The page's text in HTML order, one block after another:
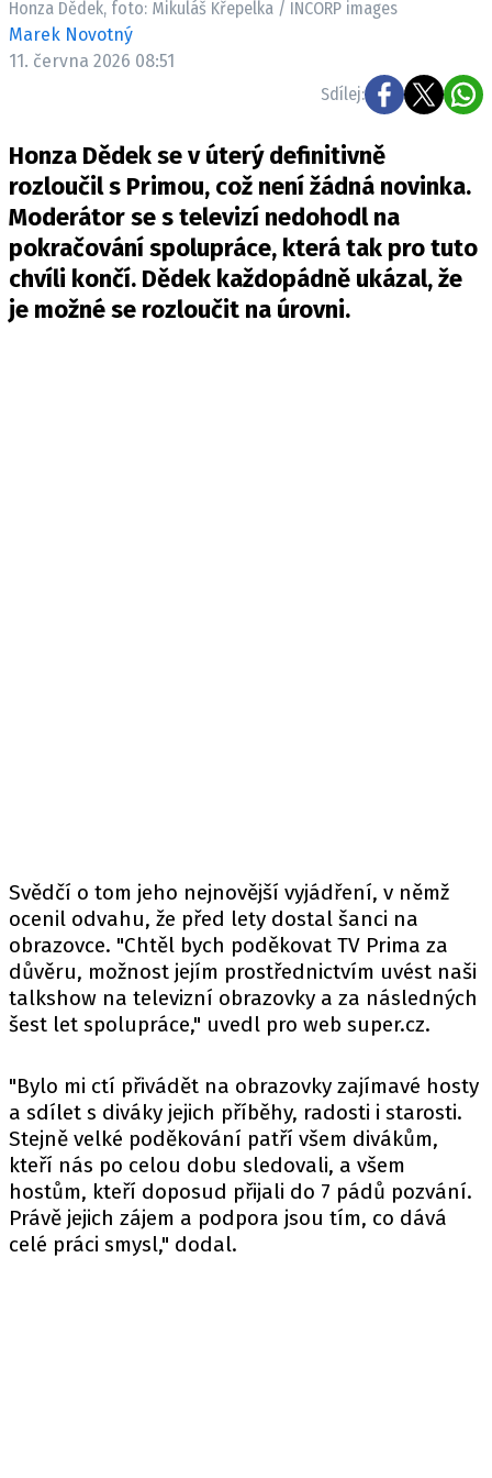
Pošlete e-mail na newsbox.cz
KONTAKT
VYDAVATEL
INZERCE
OSOBNÍ ÚDAJE / COOKIES
VOLNÁ MÍSTA
Honza Dědek, foto: Mikuláš Křepelka / INCORP images
Marek Novotný
11. června 2026 08:51
Sdílej:
Honza Dědek se v úterý definitivně
rozloučil s Primou, což není žádná novinka.
Moderátor se s televizí nedohodl na
pokračování spolupráce, která tak pro tuto
chvíli končí. Dědek každopádně ukázal, že
je možné se rozloučit na úrovni.
Svědčí o tom jeho nejnovější vyjádření, v němž
ocenil odvahu, že před lety dostal šanci na
obrazovce. "Chtěl bych poděkovat TV Prima za
důvěru, možnost jejím prostřednictvím uvést naši
talkshow na televizní obrazovky a za následných
šest let spolupráce," uvedl pro web super.cz.
"Bylo mi ctí přivádět na obrazovky zajímavé hosty
a sdílet s diváky jejich příběhy, radosti i starosti.
Stejně velké poděkování patří všem divákům,
kteří nás po celou dobu sledovali, a všem
hostům, kteří doposud přijali do 7 pádů pozvání.
Právě jejich zájem a podpora jsou tím, co dává
celé práci smysl," dodal.